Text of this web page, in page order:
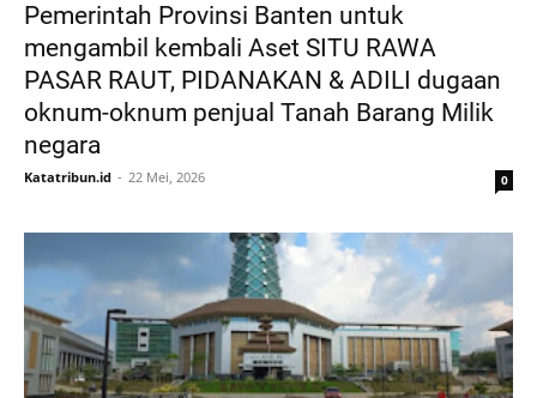
Pemerintah Provinsi Banten untuk
mengambil kembali Aset SITU RAWA
PASAR RAUT, PIDANAKAN & ADILI dugaan
oknum-oknum penjual Tanah Barang Milik
negara
Katatribun.id 22 Mei, 2026 0